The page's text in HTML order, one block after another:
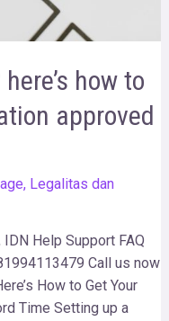
how to
approved
, Legalitas dan
Help Support FAQ
Call us now!
How to Get Your
Time Setting up a